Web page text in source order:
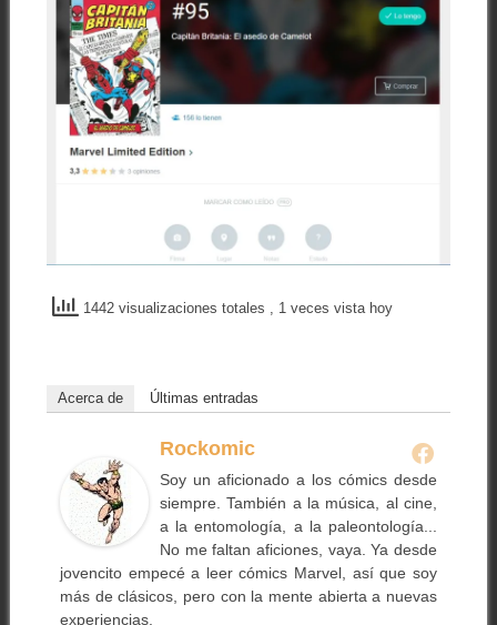
1442 visualizaciones totales , 1 veces vista hoy
Acerca de Últimas entradas
Rockomic
Soy un aficionado a los cómics desde
siempre. También a la música, al cine,
a la entomología, a la paleontología...
No me faltan aficiones, vaya. Ya desde
jovencito empecé a leer cómics Marvel, así que soy
más de clásicos, pero con la mente abierta a nuevas
experiencias.